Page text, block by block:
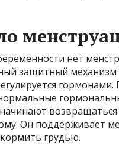
нет
защитный механизм
гормонами.
возвращаться
Он поддерживает
грудью.